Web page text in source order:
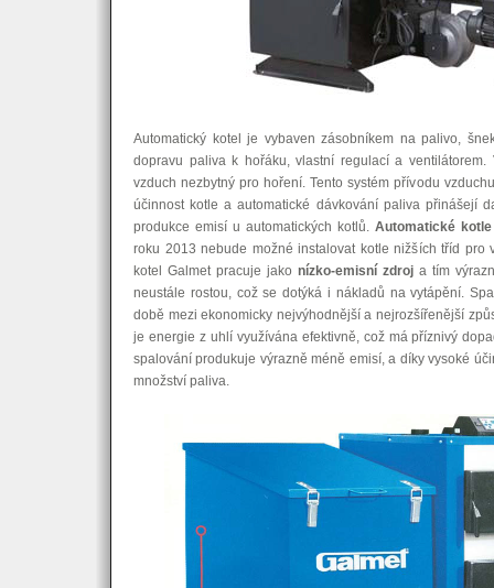
Automatický kotel je vybaven zásobníkem na palivo,
dopravu paliva k hořáku, vlastní regulací a
vzduch nezbytný pro hoření. Tento systém přívodu
účinnost kotle a automatické dávkování paliva přinášejí
produkce emisí u automatických kotlů. Automatické
roku 2013 nebude možné instalovat kotle nižších tříd pro
kotel Galmet pracuje jako nízko-emisní zdroj a tím
neustále rostou, což se dotýká i nákladů na vytápění.
době mezi ekonomicky nejvýhodnější a nejrozšířenější
je energie z uhlí využívána efektivně, což má příznivý
spalování produkuje výrazně méně emisí, a díky vysoké
množství paliva.